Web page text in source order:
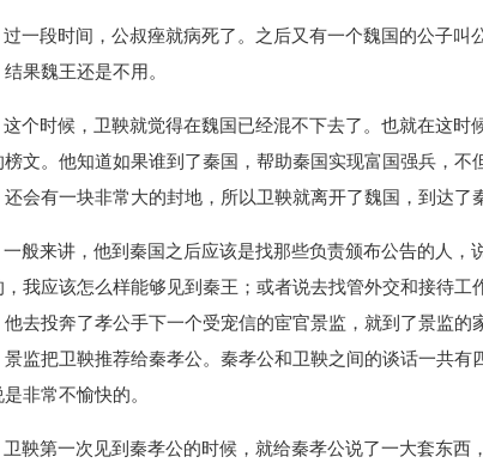
过一段时间，公叔痤就病死了。之后又有一个魏国的公子叫
果魏王还是不用。
这个时候，卫鞅就觉得在魏国已经混不下去了。也就在这时
榜文。他知道如果谁到了秦国，帮助秦国实现富国强兵，不
还会有一块非常大的封地，所以卫鞅就离开了魏国，到达了
一般来讲，他到秦国之后应该是找那些负责颁布公告的人，
，我应该怎么样能够见到秦王；或者说去找管外交和接待工
他去投奔了孝公手下一个受宠信的宦官景监，就到了景监的
景监把卫鞅推荐给秦孝公。秦孝公和卫鞅之间的谈话一共有
是非常不愉快的。
卫鞅第一次见到秦孝公的时候，就给秦孝公说了一大套东西